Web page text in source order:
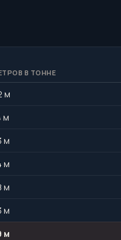
В ТОННЕ
м
м
м
м
м
м
м